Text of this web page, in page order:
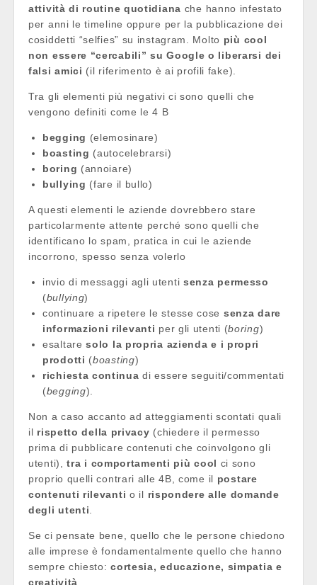
attività di routine quotidiana che hanno infestato
per anni le timeline oppure per la pubblicazione dei
cosiddetti “selfies” su instagram. Molto più cool
non essere “cercabili” su Google o liberarsi dei
falsi amici (il riferimento è ai profili fake).
Tra gli elementi più negativi ci sono quelli che
vengono definiti come le 4 B
begging (elemosinare)
boasting (autocelebrarsi)
boring (annoiare)
bullying (fare il bullo)
A questi elementi le aziende dovrebbero stare
particolarmente attente perché sono quelli che
identificano lo spam, pratica in cui le aziende
incorrono, spesso senza volerlo
invio di messaggi agli utenti senza permesso
(bullying)
continuare a ripetere le stesse cose senza dare
informazioni rilevanti per gli utenti (boring)
esaltaresolo la propria azienda e i propri
prodotti (boasting)
richiesta continua di essere seguiti/commentati
(begging).
Non a caso accanto ad atteggiamenti scontati quali
il rispetto della privacy (chiedere il permesso
prima di pubblicare contenuti che coinvolgono gli
utenti),tra i comportamenti più cool ci sono
proprio quelli contrari alle 4B, come il postare
contenuti rilevanti o il rispondere alle domande
degli utenti.
Se ci pensate bene, quello che le persone chiedono
alle imprese è fondamentalmente quello che hanno
sempre chiesto:cortesia, educazione, simpatia e
creatività.